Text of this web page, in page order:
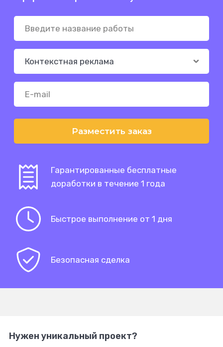
Разместить заказ
Гарантированные бесплатные
доработки в течение 1 года
Быстрое выполнение от 1 дня
Безопасная сделка
Нужен уникальный проект?